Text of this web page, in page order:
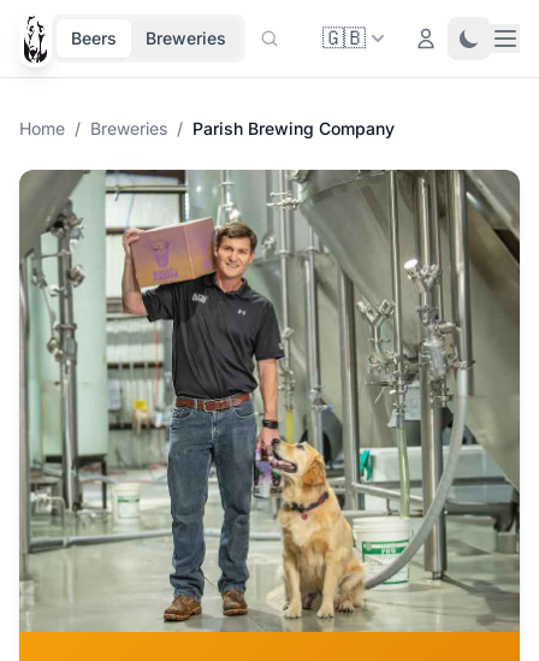
Beers Breweries 🇬🇧 Login Toggle
Home / Breweries / Parish Brewing Company